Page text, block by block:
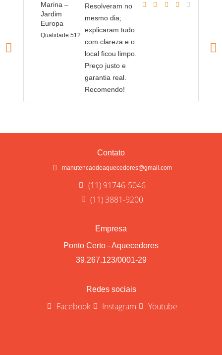
Marina –
Jardim
Europa
Qualidade 512
Resolveram no
mesmo dia;
explicaram tudo
com clareza e o
local ficou limpo.
Preço justo e
garantia real.
Recomendo!
Contato
manutencaodeaquecedores@gmail.com
(11) 91746-5046
(11) 3881-9200
Empresa
Ponto Certo - Aquecedores
39.267.123/0001-29
Redes sociais
Facebook Instagram Youtube